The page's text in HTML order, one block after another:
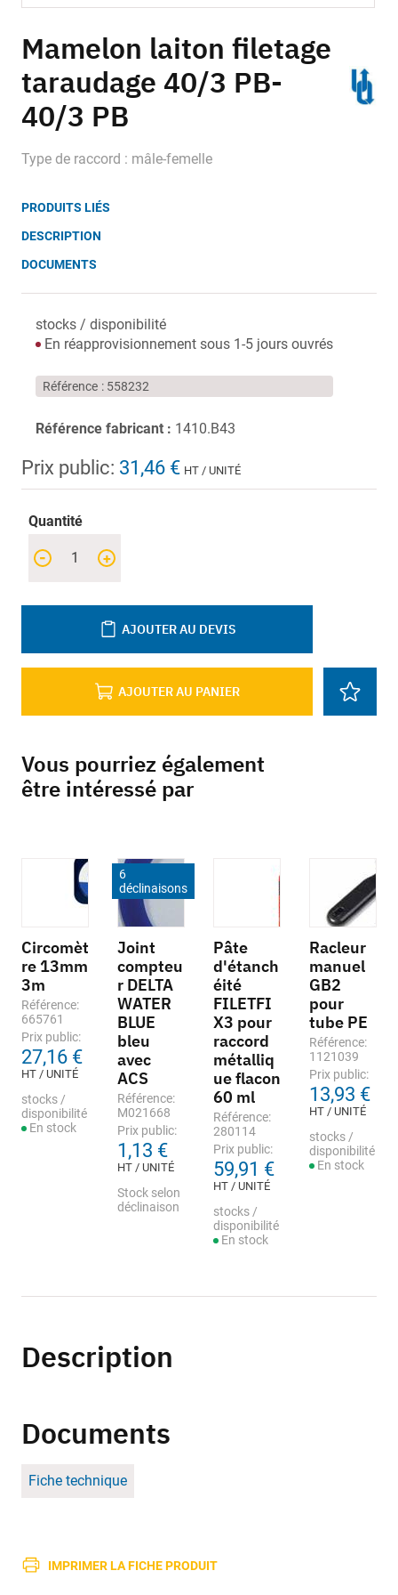
to
the
beginning
of
the
images
gallery
Mamelon laiton filetage
taraudage 40/3 PB-
40/3 PB
Type de raccord : mâle-femelle
PRODUITS LIÉS
DESCRIPTION
DOCUMENTS
stocks / disponibilité
En réapprovisionnement sous 1-5 jours ouvrés
Référence 558232
Référence fabricant : 1410.B43
Prix public: 31,46 € HT / UNITÉ
Quantité
+
-
AJOUTER AU PANIER
AJOUTER AU DEVIS
Vous pourriez également
être intéressé par
Circomèt
re 13mm
3m
Référence:
665761
Prix public:
27,16 €
HT / UNITÉ
stocks /
disponibilité
En stock
6
déclinaisons
Joint
compteu
r DELTA
WATER
BLUE
bleu
avec
ACS
Référence:
M021668
Prix public:
1,13 €
HT / UNITÉ
Stock selon
déclinaison
Pâte
d'étanch
éité
FILETFI
X3 pour
raccord
métalliq
ue flacon
60 ml
Référence:
280114
Prix public:
59,91 €
HT / UNITÉ
stocks /
disponibilité
En stock
Racleur
manuel
GB2
pour
tube PE
Référence:
1121039
Prix public:
13,93 €
HT / UNITÉ
stocks /
disponibilité
En stock
Description
Documents
Fiche technique
IMPRIMER LA FICHE PRODUIT